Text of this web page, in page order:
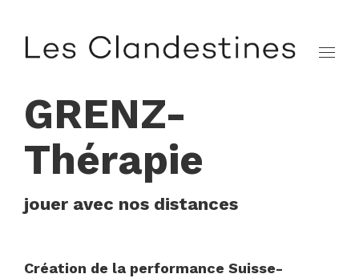
GRENZ-
Thérapie
jouer avec nos distances
Création de la performance Suisse-